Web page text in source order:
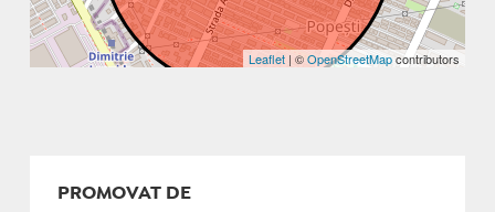
Leaflet | ©OpenStreetMapcontributors
PROMOVAT DE